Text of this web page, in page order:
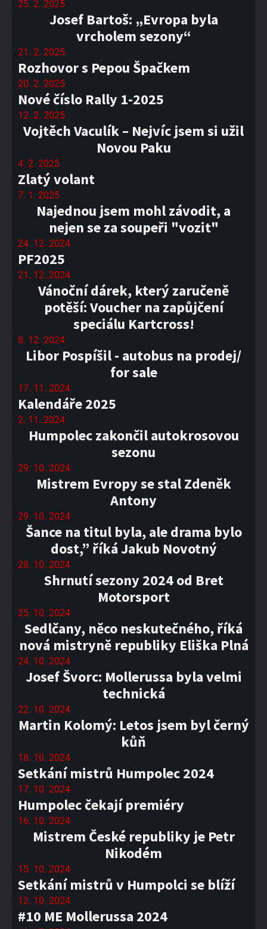
25. 2. 2025
Josef Bartoš: „Evropa byla
vrcholem sezony“
21. 2. 2025
Rozhovor s Pepou Špačkem
20. 2. 2025
Nové číslo Rally 1-2025
12. 2. 2025
Vojtěch Vaculík – Nejvíc jsem si užil
Novou Paku
4. 2. 2025
Zlatý volant
7. 1. 2025
Najednou jsem mohl závodit, a
nejen se za soupeři "vozit"
24. 12. 2024
PF2025
21. 12. 2024
Vánoční dárek, který zaručeně
potěší: Voucher na zapůjčení
speciálu Kartcross!
8. 12. 2024
Libor Pospíšil - autobus na prodej/
for sale
17. 11. 2024
Kalendáře 2025
2. 11. 2024
Humpolec zakončil autokrosovou
sezonu
29. 10. 2024
Mistrem Evropy se stal Zdeněk
Antony
29. 10. 2024
Šance na titul byla, ale drama bylo
dost,” říká Jakub Novotný
28. 10. 2024
Shrnutí sezony 2024 od Bret
Motorsport
25. 10. 2024
Sedlčany, něco neskutečného, říká
nová mistryně republiky Eliška Plná
24. 10. 2024
Josef Švorc: Mollerussa byla velmi
technická
22. 10. 2024
Martin Kolomý: Letos jsem byl černý
kůň
18. 10. 2024
Setkání mistrů Humpolec 2024
17. 10. 2024
Humpolec čekají premiéry
16. 10. 2024
Mistrem České republiky je Petr
Nikodém
15. 10. 2024
Setkání mistrů v Humpolci se blíží
12. 10. 2024
#10 ME Mollerussa 2024